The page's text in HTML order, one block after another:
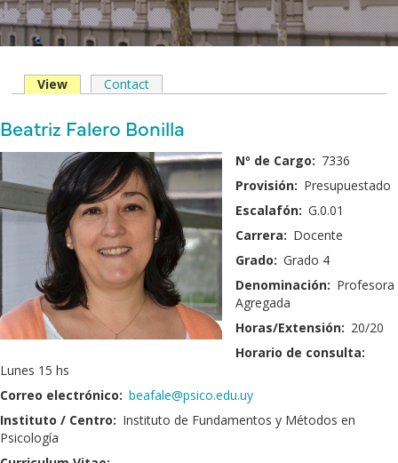
Solapas
principales
View (solapaContact
Nombre
y
Apellido:
Beatriz Falero Bonilla
Fotografía: Nº de Cargo: 7336
Provisión: Presupuestado
Escalafón: G.0.01
Carrera: Docente
Grado: Grado 4
Denominación: Profesora
Agregada
Horas/Extensión: 20/20
Horario de consulta:
Lunes 15 hs
Correo electrónico: beafale@psico.edu.uy
Instituto / Centro: Instituto de Fundamentos y Métodos en
Psicología